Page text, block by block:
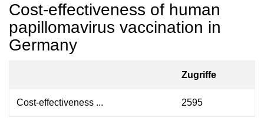
Cost-effectiveness of human
papillomavirus vaccination in
Germany
Zugriffe
Cost-effectiveness ... 2595